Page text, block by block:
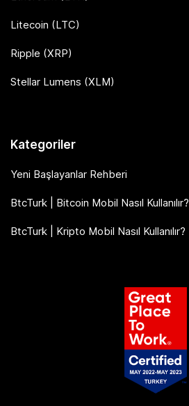
Litecoin (LTC)
Ripple (XRP)
Stellar Lumens (XLM)
Kategoriler
Yeni Başlayanlar Rehberi
BtcTurk | Bitcoin Mobil Nasıl Kullanılır?
BtcTurk | Kripto Mobil Nasıl Kullanılır?